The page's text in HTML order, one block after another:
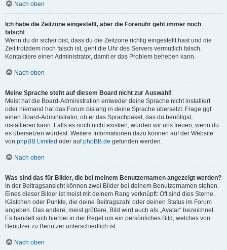
Nach oben
Ich habe die Zeitzone eingestellt, aber die Forenuhr geht immer noch
falsch!
Wenn du dir sicher bist, dass du die Zeitzone richtig eingestellt hast und die
Zeit trotzdem noch falsch ist, geht die Uhr des Servers vermutlich falsch.
Kontaktiere einen Administrator, damit er das Problem beheben kann.
Nach oben
Meine Sprache steht auf diesem Board nicht zur Auswahl!
Meist hat die Board-Administration entweder deine Sprache nicht installiert
oder niemand hat das Forum bislang in deine Sprache übersetzt. Frage ggf.
einen Board-Administrator, ob er das Sprachpaket, das du benötigst,
installieren kann. Falls es noch nicht existiert, würden wir uns freuen, wenn du
es übersetzen würdest. Weitere Informationen dazu können auf der Website
von phpBB Limited oder aufphpBB.de gefunden werden.
Nach oben
Was sind das für Bilder, die bei meinem Benutzernamen angezeigt werden?
In der Beitragsansicht können zwei Bilder bei deinem Benutzernamen stehen.
Eines dieser Bilder ist meist mit deinem Rang verknüpft: Oft sind dies Sterne,
Kästchen oder Punkte, die deine Beitragszahl oder deinen Status im Forum
angeben. Das andere, meist größere, Bild wird auch als „Avatar“ bezeichnet.
Es handelt sich hierbei in der Regel um ein persönliches Bild, welches von
Benutzer zu Benutzer unterschiedlich ist.
Nach oben